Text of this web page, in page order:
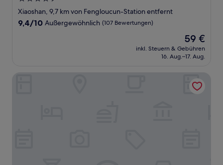
Sterne-
Unterkunft
Xiaoshan, 9,7 km von Fengloucun-Station entfernt
9.4
9,4/10 Außergewöhnlich (107 Bewertungen)
Der
Preis
beträgt
59 €
inkl. Steuern & Gebühren
16. Aug.–17. Aug.